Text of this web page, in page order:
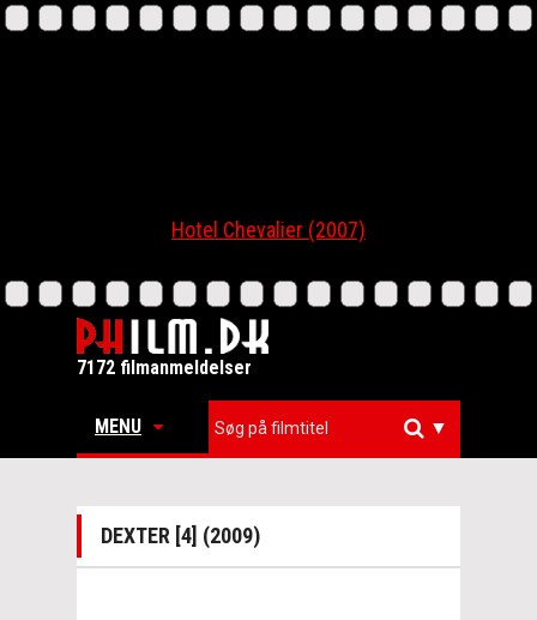
Hotel Chevalier (2007)
7172 filmanmeldelser
MENU ▼
DEXTER [4] (2009)